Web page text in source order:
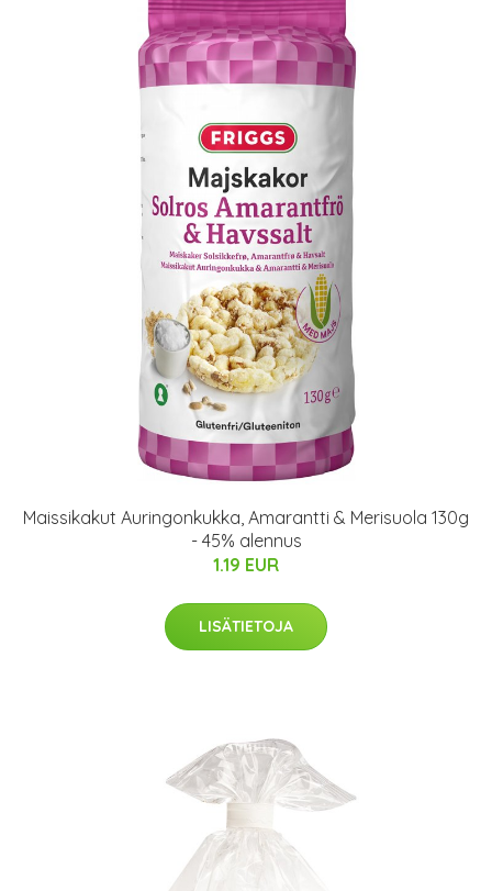
Maissikakut Auringonkukka, Amarantti & Merisuola 130g
- 45% alennus
1.19 EUR
LISÄTIETOJA